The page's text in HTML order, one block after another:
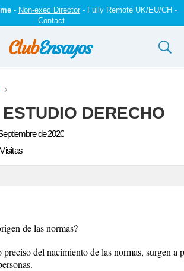
- Non-exec Director- Fully Remote UK/EU/CH -
Contact
DERECHO
de 2020
de las normas?
del nacimiento de las normas, surgen a